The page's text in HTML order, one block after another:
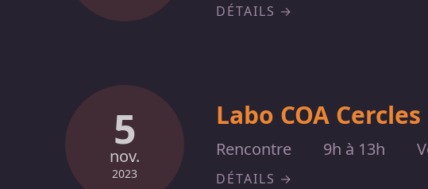
DÉTAILS
5
nov.
2023
Labo COA
Rencontre 9h à 13h
DÉTAILS